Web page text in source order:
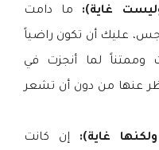
غاية): ما دامت
عليك أن تكون راضياً
وممتناً لما أنجزت في
عنها من دون أن تشعر
غاية): إن كانت